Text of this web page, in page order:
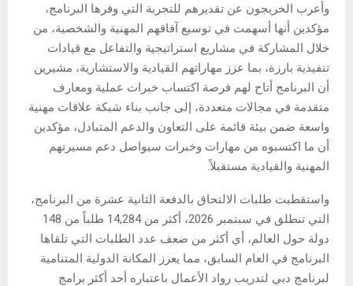
وأعرب الخريجون عن تقديرهم للتجربة التي وفرها البرنامج،
مؤكدين أنها أسهمت في توسيع آفاقهم المهنية والشخصية، من
خلال المشاركة في مشاريع استراتيجية والتفاعل مع قيادات
تنفيذية بارزة، بما عزز مهاراتهم القيادية والاستشارية، مشيرين
أن البرنامج أتاح لهم فرصة اكتساب خبرات عملية ومعارف
متقدمة في مجالات متعددة، إلى جانب بناء شبكة علاقات مهنية
واسعة ضمن بيئة قائمة على التعاون والدعم المتبادل، مؤكدين
أن ما اكتسبوه من مهارات وخبرات سيواصل دعم مسيرتهم
المهنية والقيادية مستقبلاً.
واستقطبت طلبات الالتحاق بالدفعة الثانية عشرة من البرنامج،
التي تنطلق في سبتمبر 2026، أكثر من 14,284 طلباً من 148
دولة حول العالم، أي أكثر من ضعف عدد الطلبات التي تلقاها
البرنامج في العام السابق، مما يعزز المكانة الدولية المتنامية
لبرنامج دبي لتدريب رواد الأعمال باعتباره أحد أكثر برامج